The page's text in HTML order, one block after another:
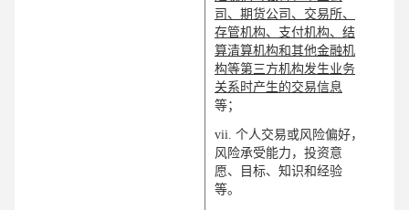
司、期货公司、交易所、
存管机构、支付机构、结
算清算机构和其他金融机
构等第三方机构发生业务
关系时产生的交易信息
等；
vii. 个人交易或风险偏好，
风险承受能力，投资意
愿、目标、知识和经验
等。